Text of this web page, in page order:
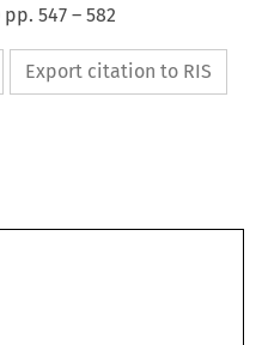
pp.547 –582
Export citation to RIS